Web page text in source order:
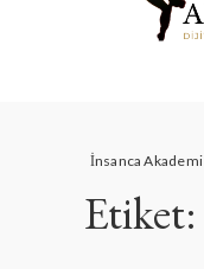
İnsanca Akademi
Etiket: